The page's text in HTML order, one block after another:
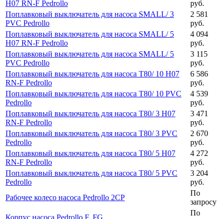
H07 RN-F Pedrollo
руб.
Поплавковый выключатель для насоса SMALL/ 3
PVC Pedrollo
2 581
руб.
Поплавковый выключатель для насоса SMALL/ 5
H07 RN-F Pedrollo
4 094
руб.
Поплавковый выключатель для насоса SMALL/ 5
PVC Pedrollo
3 115
руб.
Поплавковый выключатель для насоса T80/ 10 H07
RN-F Pedrollo
6 586
руб.
Поплавковый выключатель для насоса T80/ 10 PVC
Pedrollo
4 539
руб.
Поплавковый выключатель для насоса T80/ 3 H07
RN-F Pedrollo
3 471
руб.
Поплавковый выключатель для насоса T80/ 3 PVC
Pedrollo
2 670
руб.
Поплавковый выключатель для насоса T80/ 5 H07
RN-F Pedrollo
4 272
руб.
Поплавковый выключатель для насоса T80/ 5 PVC
Pedrollo
3 204
руб.
Рабочее колесо насоса Pedrollo 2CP
По
запросу
По